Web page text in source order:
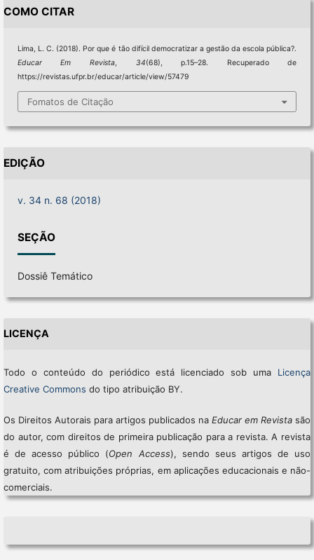
COMO CITAR
Lima, L. C. (2018). Por que é tão difícil democratizar a gestão da escola pública?.
Educar Em Revista, 34(68), p.15–28. Recuperado de
https://revistas.ufpr.br/educar/article/view/57479
Fomatos de Citação
EDIÇÃO
v. 34 n. 68 (2018)
SEÇÃO
Dossiê Temático
LICENÇA
Todo o conteúdo do periódico está licenciado sob uma Licença
Creative Commons do tipo atribuição BY.
Os Direitos Autorais para artigos publicados naEducar em Revista são
do autor, com direitos de primeira publicação para a revista. A revista
é de acesso público (Open Access), sendo seus artigos de uso
gratuito, com atribuições próprias, em aplicações educacionais e não-
comerciais.